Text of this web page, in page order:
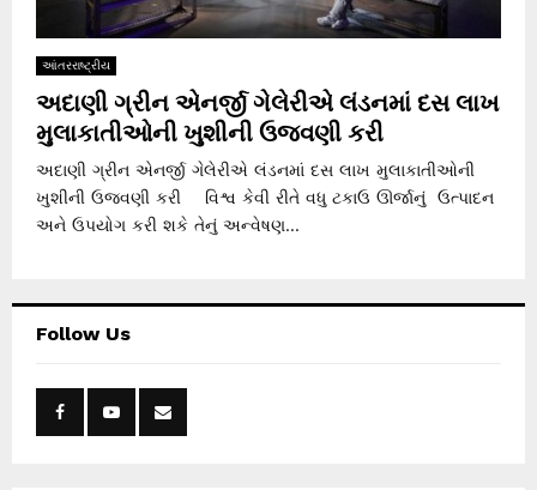
આંતરરાષ્ટ્રીય
અદાણી ગ્રીન એનર્જી ગેલેરીએ લંડનમાં દસ લાખ
મુલાકાતીઓની ખુશીની ઉજવણી કરી
અદાણી ગ્રીન એનર્જી ગેલેરીએ લંડનમાં દસ લાખ મુલાકાતીઓની
ખુશીની ઉજવણી કરી વિશ્વ કેવી રીતે વધુ ટકાઉ ઊર્જાનું ઉત્પાદન
અને ઉપયોગ કરી શકે તેનું અન્વેષણ...
Follow Us